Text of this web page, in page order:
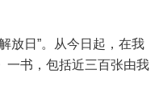
放日”。从今日起，在我
一书，包括近三百张由我